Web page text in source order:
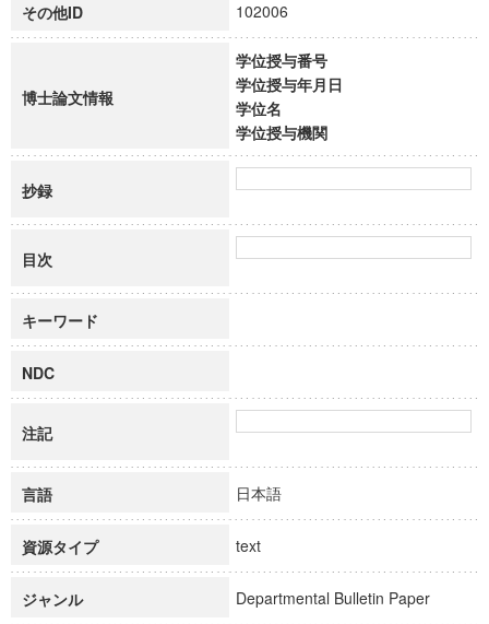
その他ID 102006
博士論文情報
学位授与番号
学位授与年月日
学位名
学位授与機関
抄録
目次
キーワード
NDC
注記
言語 日本語
資源タイプ text
ジャンル Departmental Bulletin Paper